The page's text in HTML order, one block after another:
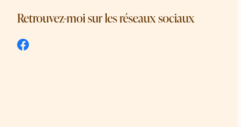
Retrouvez-moi sur les réseaux sociaux